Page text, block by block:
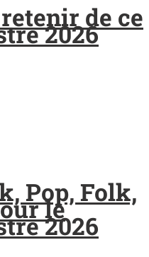
de ce
2026
Pop, Folk,
le
2026